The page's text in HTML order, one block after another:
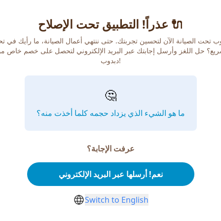
عذراً! التطبيق تحت الإصلاح 🔌
تحت الصيانة الآن لتحسين تجربتك. حتى ننتهي أعمال الصيانة، ما رأيك في
حل اللغز وأرسل إجابتك عبر البريد الإلكتروني لتحصل على خصم خاص
دبدوب!
🤔
ما هو الشيء الذي يزداد حجمه كلما أخذت منه؟
عرفت الإجابة؟
نعم! أرسلها عبر البريد الإلكتروني
Switch to English